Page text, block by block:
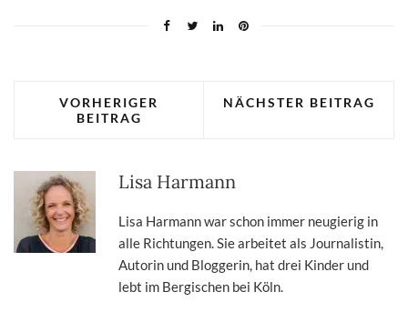
VORHERIGER
BEITRAG
NÄCHSTER BEITRAG
Lisa Harmann
Lisa Harmann war schon immer neugierig in
alle Richtungen. Sie arbeitet als Journalistin,
Autorin und Bloggerin, hat drei Kinder und
lebt im Bergischen bei Köln.